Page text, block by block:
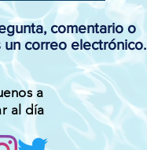
comentario o
correo electrónico.
a
al día